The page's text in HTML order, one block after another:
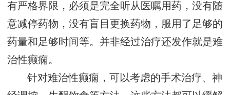
有严格界限，必须是完全听从医嘱用药，没有随
意减停药物，没有盲目更换药物，服用了足够的
药量和足够时间等。并非经过治疗还发作就是难
治性癫痫。
针对难治性癫痫，可以考虑的手术治疗、神